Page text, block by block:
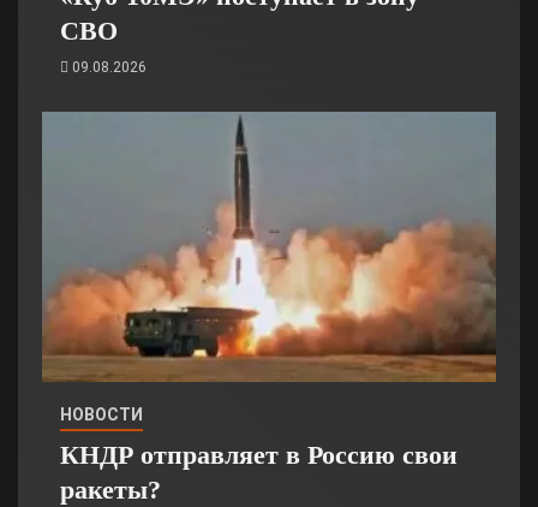
СВО
09.08.2026
НОВОСТИ
КНДР отправляет в Россию свои
ракеты?